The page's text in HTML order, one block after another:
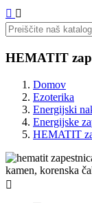
 
HEMATIT
Domov
Ezoterika
Energijski
Energijske
HEMATIT
